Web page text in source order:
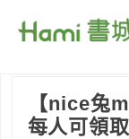
【nice兔
每人可領